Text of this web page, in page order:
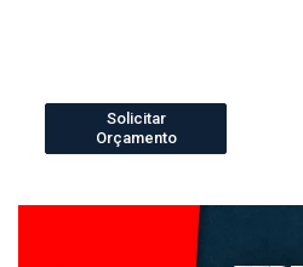
Solicitar
Orçamento